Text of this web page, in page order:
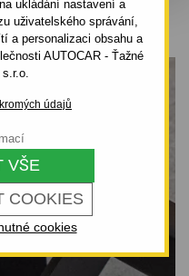
ukládání nastavení a
uživatelského správání,
a personalizaci obsahu a
AUTOCAR - Ťažné
údajů
COOKIES
VŠE
cookies
COMMANDER -